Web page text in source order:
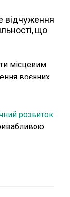
відчуження
що
місцевим
воєнних
розвиток